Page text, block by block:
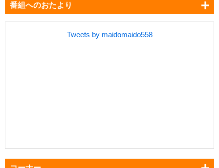
番組へのおたより
Tweets by maidomaido558